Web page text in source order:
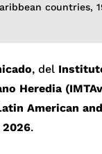
countries,
, del
Heredia
American
2026.